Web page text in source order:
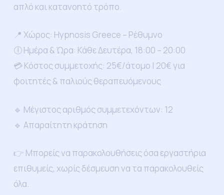
απλό και κατανοητό τρόπο.
📍 Χώρος: Hypnosis Greece – Ρέθυμνο
🕕 Ημέρα & Ώρα: Κάθε Δευτέρα, 18:00 – 20:00
💳 Κόστος συμμετοχής: 25€/άτομο | 20€ για
φοιτητές & παλιούς θεραπευόμενους
🔹 Μέγιστος αριθμός συμμετεχόντων: 12
🔹 Απαραίτητη κράτηση
👉 Μπορείς να παρακολουθήσεις όσα εργαστήρια
επιθυμείς, χωρίς δέσμευση να τα παρακολουθείς
όλα.